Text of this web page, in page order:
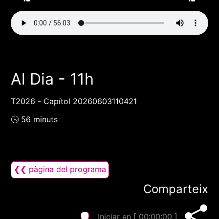
Al Dia - 11h
T2026 - Capítol 20260603110421
🕓 56 minuts
❮❮ pàgina del programa
Comparteix
Iniciar en [ 00:00:00 ]